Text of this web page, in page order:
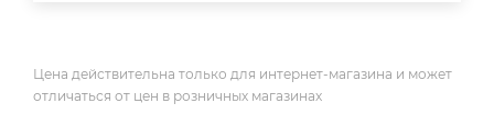
Цена действительна только для интернет-магазина и может
отличаться от цен в розничных магазинах